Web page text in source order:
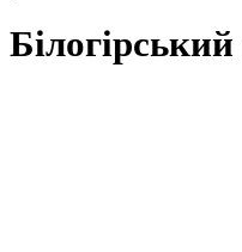
Білогірський